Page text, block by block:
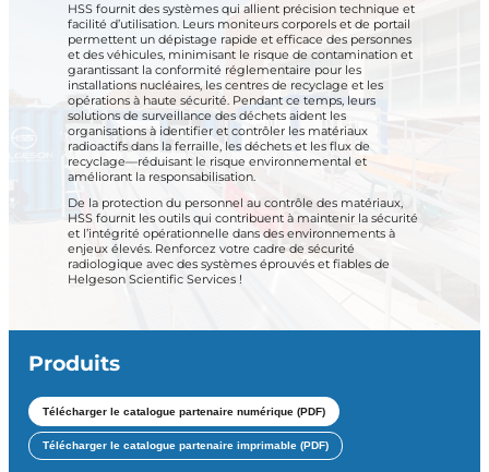
HSS fournit des systèmes qui allient précision technique et
facilité d’utilisation. Leurs moniteurs corporels et de portail
permettent un dépistage rapide et efficace des personnes
et des véhicules, minimisant le risque de contamination et
garantissant la conformité réglementaire pour les
installations nucléaires, les centres de recyclage et les
opérations à haute sécurité. Pendant ce temps, leurs
solutions de surveillance des déchets aident les
organisations à identifier et contrôler les matériaux
radioactifs dans la ferraille, les déchets et les flux de
recyclage—réduisant le risque environnemental et
améliorant la responsabilisation.
De la protection du personnel au contrôle des matériaux,
HSS fournit les outils qui contribuent à maintenir la sécurité
et l’intégrité opérationnelle dans des environnements à
enjeux élevés. Renforcez votre cadre de sécurité
radiologique avec des systèmes éprouvés et fiables de
Helgeson Scientific Services !
Produits
Télécharger le catalogue partenaire numérique (PDF)
Télécharger le catalogue partenaire imprimable (PDF)